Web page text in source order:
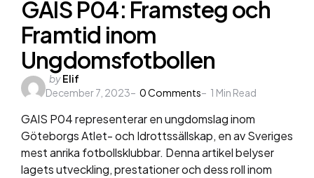
GAIS P04: Framsteg och
Framtid inom
Ungdomsfotbollen
Posted
by
byElif
December 7, 2023
0Comments 1 Min Read
GAIS P04 representerar en ungdomslag inom
Göteborgs Atlet- och Idrottssällskap, en av Sveriges
mest anrika fotbollsklubbar. Denna artikel belyser
lagets utveckling, prestationer och dess roll inom